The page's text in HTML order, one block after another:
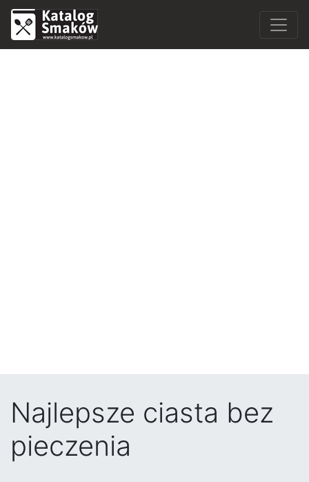
Najlepsze ciasta bez
pieczenia